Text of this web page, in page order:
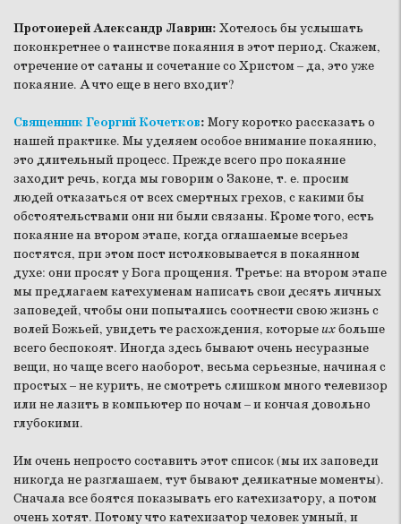
Протоиерей Александр Лаврин: Хотелось бы услышать
поконкретнее о таинстве покаяния в этот период. Скажем,
отречение от сатаны и сочетание со Христом – да, это уже
покаяние. А что еще в него входит?
Священник Георгий Кочетков: Могу коротко рассказать о
нашей практике. Мы уделяем особое внимание покаянию,
это длительный процесс. Прежде всего про покаяние
заходит речь, когда мы говорим о Законе, т. е. просим
людей отказаться от всех смертных грехов, с какими бы
обстоятельствами они ни были связаны. Кроме того, есть
покаяние на втором этапе, когда оглашаемые всерьез
постятся, при этом пост истолковывается в покаянном
духе: они просят у Бога прощения. Третье: на втором этапе
мы предлагаем катехуменам написать свои десять личных
заповедей, чтобы они попытались соотнести свою жизнь с
волей Божьей, увидеть те расхождения, которые ихбольше
всего беспокоят. Иногда здесь бывают очень несуразные
вещи, но чаще всего наоборот, весьма серьезные, начиная с
простых – не курить, не смотреть слишком много телевизор
или не лазить в компьютер по ночам – и кончая довольно
глубокими.
Им очень непросто составить этот список (мы их заповеди
никогда не разглашаем, тут бывают деликатные моменты).
Сначала все боятся показывать его катехизатору, а потом
очень хотят. Потому что катехизатор человек умный, и